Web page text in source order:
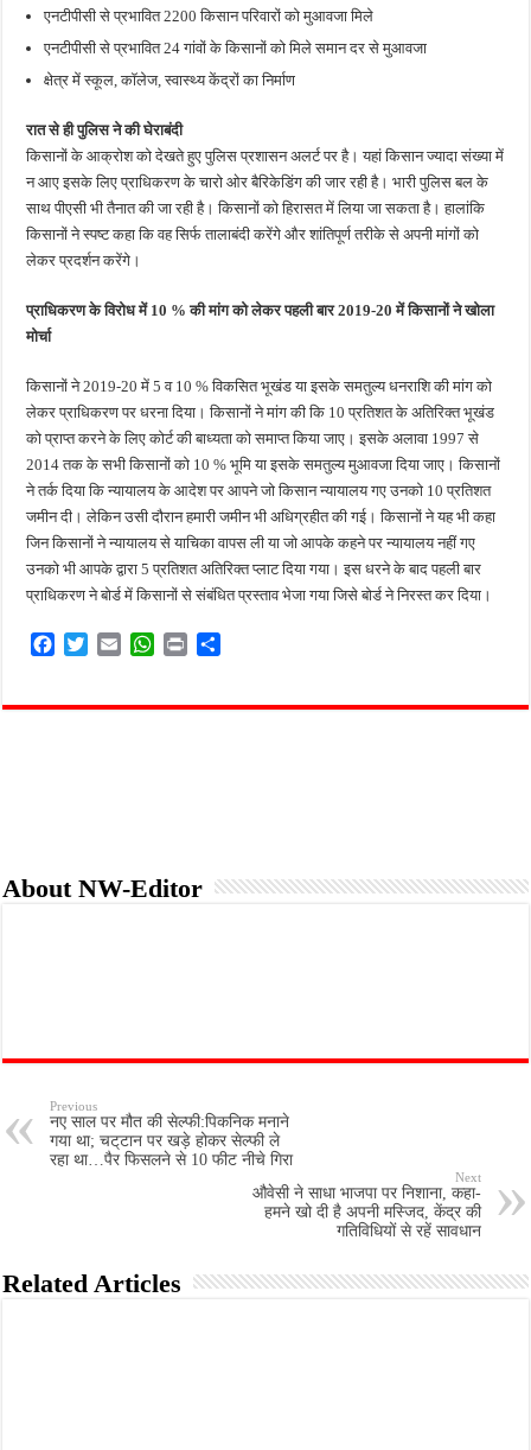
एनटीपीसी से प्रभावित 2200 किसान परिवारों को मुआवजा मिले
एनटीपीसी से प्रभावित 24 गांवों के किसानों को मिले समान दर से मुआवजा
क्षेत्र में स्कूल, कॉलेज, स्वास्थ्य केंद्रों का निर्माण
रात से ही पुलिस ने की घेराबंदी
किसानों के आक्रोश को देखते हुए पुलिस प्रशासन अलर्ट पर है। यहां किसान ज्यादा संख्या में
न आए इसके लिए प्राधिकरण के चारो ओर बैरिकेडिंग की जार रही है। भारी पुलिस बल के
साथ पीएसी भी तैनात की जा रही है। किसानों को हिरासत में लिया जा सकता है। हालांकि
किसानों ने स्पष्ट कहा कि वह सिर्फ तालाबंदी करेंगे और शांतिपूर्ण तरीके से अपनी मांगों को
लेकर प्रदर्शन करेंगे।
प्राधिकरण के विरोध में 10 % की मांग को लेकर पहली बार 2019-20 में किसानों ने खोला
मोर्चा
किसानों ने 2019-20 में 5 व 10 % विकसित भूखंड या इसके समतुल्य धनराशि की मांग को
लेकर प्राधिकरण पर धरना दिया। किसानों ने मांग की कि 10 प्रतिशत के अतिरिक्त भूखंड
को प्राप्त करने के लिए कोर्ट की बाध्यता को समाप्त किया जाए। इसके अलावा 1997 से
2014 तक के सभी किसानों को 10 % भूमि या इसके समतुल्य मुआवजा दिया जाए। किसानों
ने तर्क दिया कि न्यायालय के आदेश पर आपने जो किसान न्यायालय गए उनको 10 प्रतिशत
जमीन दी। लेकिन उसी दौरान हमारी जमीन भी अधिग्रहीत की गई। किसानों ने यह भी कहा
जिन किसानों ने न्यायालय से याचिका वापस ली या जो आपके कहने पर न्यायालय नहीं गए
उनको भी आपके द्वारा 5 प्रतिशत अतिरिक्त प्लाट दिया गया। इस धरने के बाद पहली बार
प्राधिकरण ने बोर्ड में किसानों से संबंधित प्रस्ताव भेजा गया जिसे बोर्ड ने निरस्त कर दिया।
e
t
i
W
t
n
r
About NW-Editor
Previous
नए साल पर मौत की सेल्फी:पिकनिक मनाने
गया था; चट्‌टान पर खड़े होकर सेल्फी ले
रहा था…पैर फिसलने से 10 फीट नीचे गिरा
Next
औवेसी ने साधा भाजपा पर निशाना, कहा-
हमने खो दी है अपनी मस्जिद, केंद्र की
गतिविधियों से रहें सावधान
Related Articles